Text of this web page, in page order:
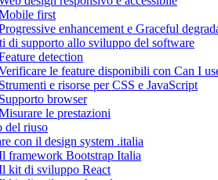
first
enhancement e Graceful
di supporto allo sviluppo del software
detection
le feature disponibili con Can I
e risorse per CSS e JavaScript
browser
le prestazioni
del riuso
con il design system .italia
framework Bootstrap Italia
kit di sviluppo React